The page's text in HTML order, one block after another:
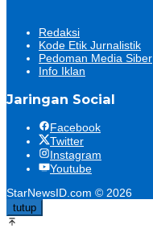
Redaksi
Kode Etik Jurnalistik
Pedoman Media Siber
Info Iklan
Jaringan Social
Facebook
Twitter
Instagram
Youtube
StarNewsID.com © 2026
tutup